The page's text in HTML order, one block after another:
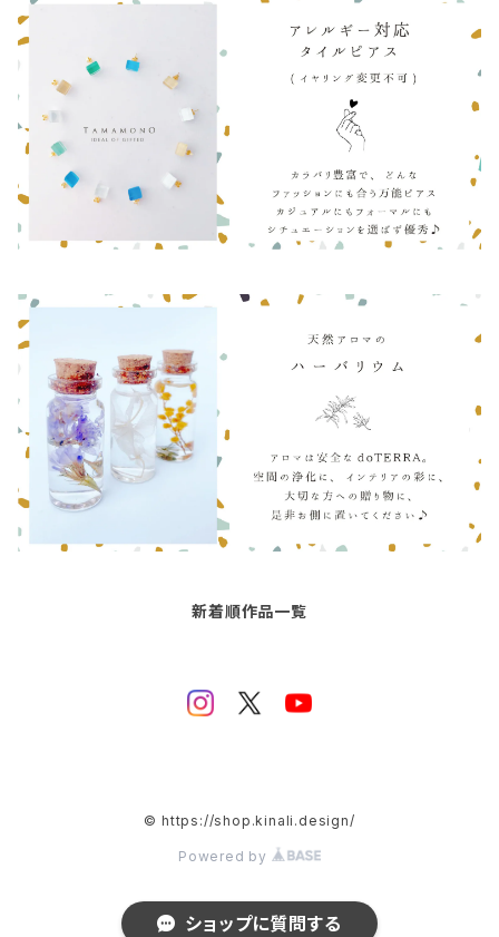
新着順作品一覧
© https://shop.kinali.design/
Powered by
ショップに質問する